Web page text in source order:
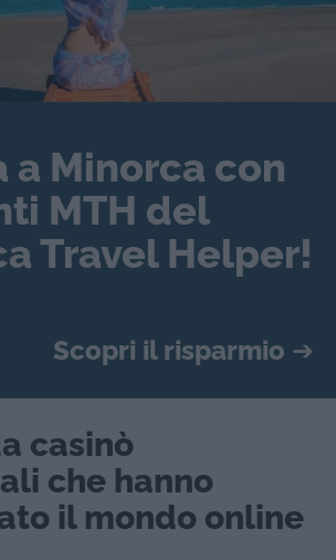
a Minorca con
MTH del
Travel Helper!
Scopri il risparmio ➔
casinò
che hanno
il mondo online